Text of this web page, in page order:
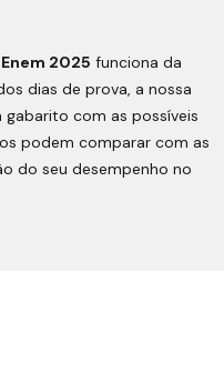
2025 funciona da
dias de prova, a nossa
com as possíveis
podem comparar com as
do seu desempenho no